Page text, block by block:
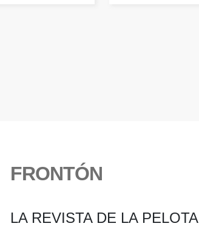
FRONTÓN
LA REVISTA DE LA PELOTA